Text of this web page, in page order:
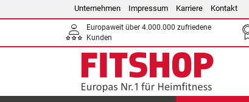
Unternehmen Impressum Karriere Kontakt
Europaweit über 4.000.000 zufriedene
Kunden